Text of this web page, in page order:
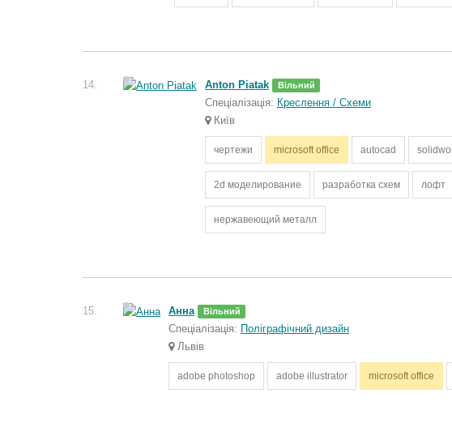
14. Anton Piatak Вільний
Спеціалізація: Креслення / Схеми
Київ
чертежи microsoft office autocad
2d моделирование разработка схем лофт
нержавеющий металл
15. Анна Вільний
Спеціалізація: Поліграфічний дизайн
Львів
adobe photoshop adobe illustrator microsoft office